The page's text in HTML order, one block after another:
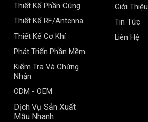
Thiết Kế Phần Cứng
Thiết Kế RF/Antenna
Thiết Kế Cơ Khí
Phát Triển Phần Mềm
Kiểm Tra Và Chứng
Nhận
ODM - OEM
Dịch Vụ Sản Xuất
Mẫu Nhanh
Giới Thiệu
Tin Tức
Liên Hệ